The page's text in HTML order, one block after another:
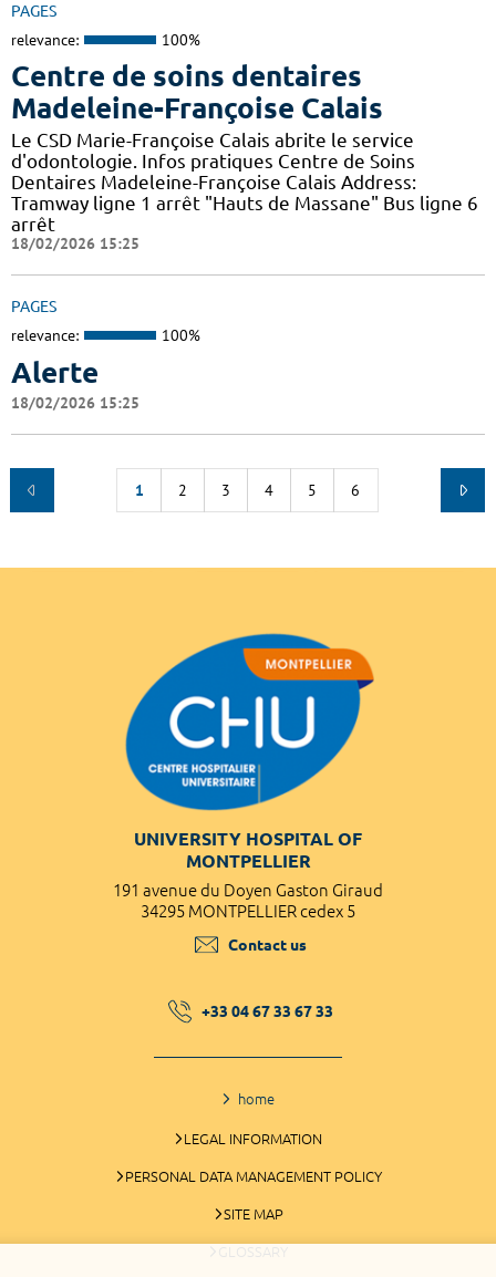
PAGES
relevance: 100%
Centre de soins dentaires
Madeleine-Françoise Calais
Le CSD Marie-Françoise Calais abrite le service
d'odontologie. Infos pratiques Centre de Soins
Dentaires Madeleine-Françoise Calais Address:
Tramway ligne 1 arrêt "Hauts de Massane" Bus ligne 6
arrêt
18/02/2026 15:25
PAGES
relevance: 100%
Alerte
18/02/2026 15:25
1 2 3 4 5 6
UNIVERSITY HOSPITAL OF
MONTPELLIER
191 avenue du Doyen Gaston Giraud
34295 MONTPELLIER cedex 5
Contact us
+33 04 67 33 67 33
home
LEGAL INFORMATION
PERSONAL DATA MANAGEMENT POLICY
SITE MAP
GLOSSARY